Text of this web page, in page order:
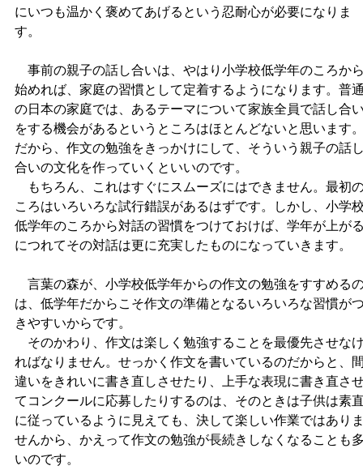
にいつも温かく褒めてあげるという忍耐心が必要になりま
す。
事前の親子の話し合いは、やはり小学校低学年のころか
始めれば、家庭の習慣として定着するようになります。普
の日本の家庭では、あるテーマについて家族全員で話し合
をする機会があるというところはほとんどないと思います
だから、作文の勉強をきっかけにして、そういう親子の話
合いの文化を作っていくといいのです。
もちろん、これはすぐにスムーズにはできません。最初
ころはいろいろな試行錯誤があるはずです。しかし、小学
低学年のころから対話の習慣をつけておけば、学年が上が
につれてその対話は更に充実したものになっていきます。
言葉の森が、小学校低学年からの作文の勉強をすすめる
は、低学年だからこそ作文の準備となるいろいろな習慣が
きやすいからです。
そのかわり、作文は楽しく勉強することを最優先させな
ればなりません。せっかく作文を書いているのだからと、
違いをきれいに書き直しさせたり、上手な表現に書き直さ
てコンクールに応募したりするのは、そのときは子供は素
に従っているように見えても、決して楽しい作業ではあり
せんから、かえって作文の勉強が長続きしなくなることも
いのです。